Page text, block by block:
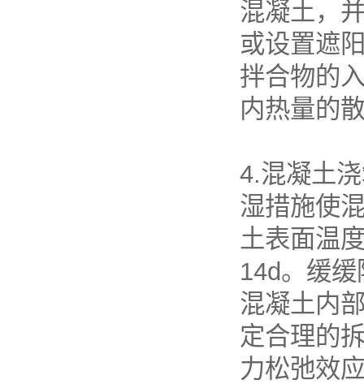
混凝土，
或设置遮
拌合物的
内热量的
4.混凝土
湿措施使
土表面温
14d。缓
混凝土内
定合理的
力松弛效